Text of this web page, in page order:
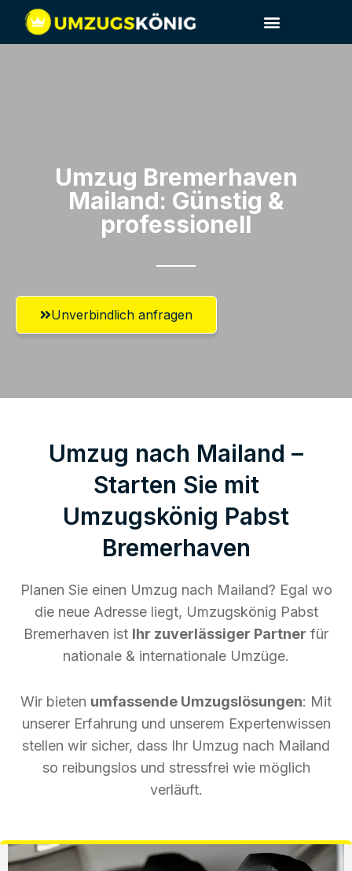
Umzug Bremerhaven​
Mailand: Günstig &
professionell​
Unverbindlich anfragen
Umzug nach Mailand –
Starten Sie mit
Umzugskönig Pabst
Bremerhaven
Planen Sie einen Umzug nach Mailand? Egal wo
die neue Adresse liegt, Umzugskönig Pabst
Bremerhaven ist Ihr zuverlässiger Partner für
nationale & internationale Umzüge.
Wir bieten umfassende Umzugslösungen: Mit
unserer Erfahrung und unserem Expertenwissen
stellen wir sicher, dass Ihr Umzug nach Mailand
so reibungslos und stressfrei wie möglich
verläuft.